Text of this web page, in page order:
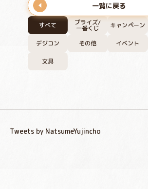
すべて プライズ/
一番くじ キャンペーン
デジコン その他 イベント
文具
一覧に戻る
Tweets by NatsumeYujincho